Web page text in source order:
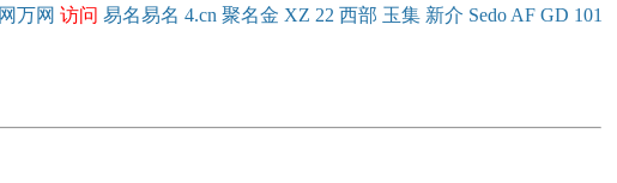
万网 访问 易名易名 4.cn 聚名金 XZ 22 西部 玉集 新介 Sedo AF GD 101